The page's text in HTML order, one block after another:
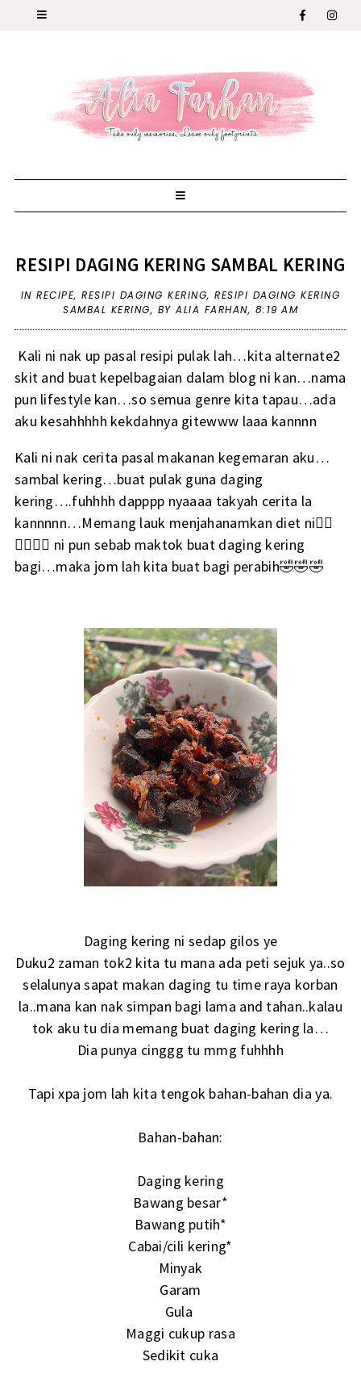
RESIPI DAGING KERING SAMBAL KERING
INRECIPE,RESIPI DAGING KERING,RESIPI DAGING KERING
SAMBAL KERING, BY ALIA FARHAN, 8:19 AM
Kali ni nak up pasal resipi pulak lah…kita alternate2
skit and buat kepelbagaian dalam blog ni kan…nama
pun lifestyle kan…so semua genre kita tapau…ada
aku kesahhhhh kekdahnya gitewww laaa kannnn
Kali ni nak cerita pasal makanan kegemaran aku…
sambal kering…buat pulak guna daging
kering….fuhhhh dapppp nyaaaa takyah cerita la
kannnnn…Memang lauk menjahanamkan diet ni😵‍💫
😵‍💫😵‍💫 ni pun sebab maktok buat daging kering
bagi…maka jom lah kita buat bagi perabih🤣🤣🤣
Daging kering ni sedap gilos ye
Duku2 zaman tok2 kita tu mana ada peti sejuk ya..so
selalunya sapat makan daging tu time raya korban
la..mana kan nak simpan bagi lama and tahan..kalau
tok aku tu dia memang buat daging kering la…
Dia punya cinggg tu mmg fuhhhh
Tapi xpa jom lah kita tengok bahan-bahan dia ya.
Bahan-bahan:
Daging kering
Bawang besar*
Bawang putih*
Cabai/cili kering*
Minyak
Garam
Gula
Maggi cukup rasa
Sedikit cuka